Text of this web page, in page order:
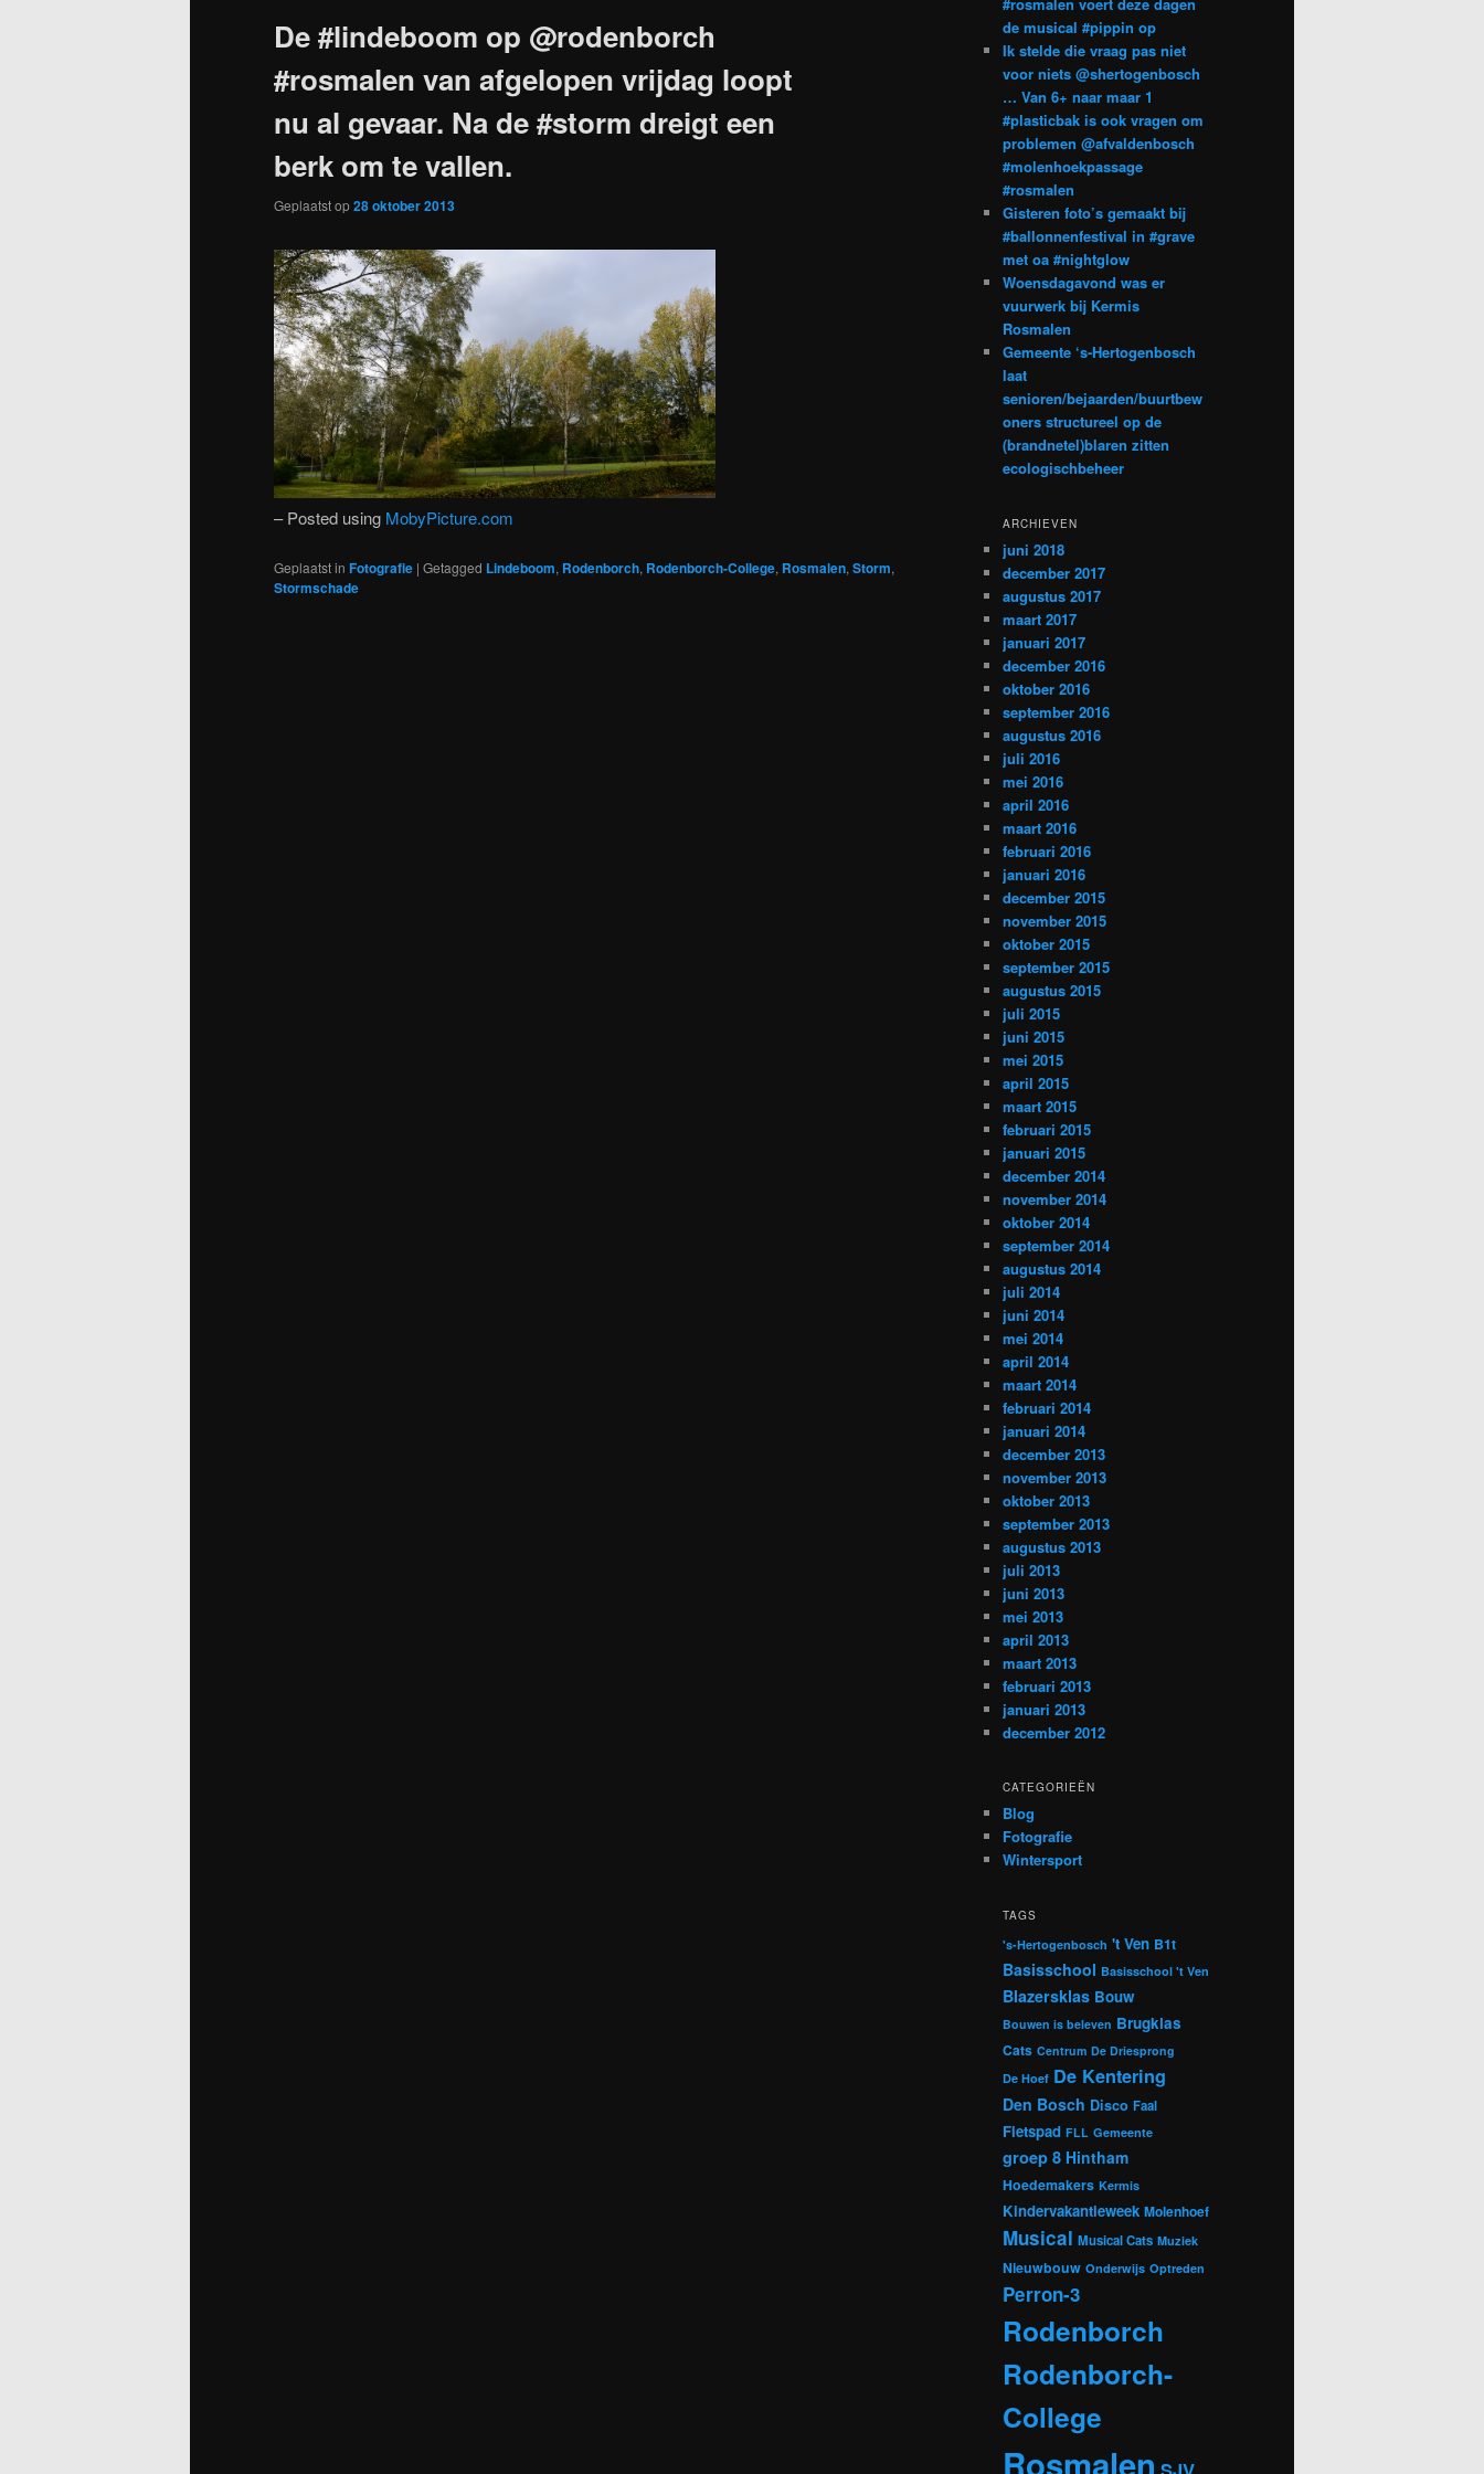
De #lindeboom op @rodenborch
#rosmalen van afgelopen vrijdag loopt
nu al gevaar. Na de #storm dreigt een
berk om te vallen.
Geplaatst op28 oktober 2013
– Posted using MobyPicture.com
Geplaatst in Fotografie | Getagged Lindeboom, Rodenborch, Rodenborch-College, Rosmalen, Storm,
Stormschade
#rosmalen voert deze dagen
de musical #pippin op
Ik stelde die vraag pas niet
voor niets @shertogenbosch
… Van 6+ naar maar 1
#plasticbak is ook vragen om
problemen @afvaldenbosch
#molenhoekpassage
#rosmalen
Gisteren foto’s gemaakt bij
#ballonnenfestival in #grave
met oa #nightglow
Woensdagavond was er
vuurwerk bij Kermis
Rosmalen
Gemeente ‘s-Hertogenbosch
laat
senioren/bejaarden/buurtbew
oners structureel op de
(brandnetel)blaren zitten
ecologischbeheer
ARCHIEVEN
juni 2018
december 2017
augustus 2017
maart 2017
januari 2017
december 2016
oktober 2016
september 2016
augustus 2016
juli 2016
mei 2016
april 2016
maart 2016
februari 2016
januari 2016
december 2015
november 2015
oktober 2015
september 2015
augustus 2015
juli 2015
juni 2015
mei 2015
april 2015
maart 2015
februari 2015
januari 2015
december 2014
november 2014
oktober 2014
september 2014
augustus 2014
juli 2014
juni 2014
mei 2014
april 2014
maart 2014
februari 2014
januari 2014
december 2013
november 2013
oktober 2013
september 2013
augustus 2013
juli 2013
juni 2013
mei 2013
april 2013
maart 2013
februari 2013
januari 2013
december 2012
CATEGORIEËN
Blog
Fotografie
Wintersport
TAGS
's-Hertogenbosch 't Ven B1t
Basisschool Basisschool 't Ven
Blazersklas Bouw
Bouwen is beleven Brugklas
Cats Centrum De Driesprong
De Hoef De Kentering
Den Bosch Disco Faal
Fietspad FLL Gemeente
groep 8 Hintham
Hoedemakers Kermis
Kindervakantieweek Molenhoef
Musical Musical Cats Muziek
Nieuwbouw Onderwijs Optreden
Perron-3
Rodenborch
Rodenborch-
College
Rosmalen